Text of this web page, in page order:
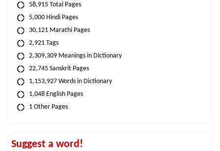
58,915 Total Pages
5,000 Hindi Pages
30,121 Marathi Pages
2,921 Tags
2,309,309 Meanings in Dictionary
22,745 Sanskrit Pages
1,153,927 Words in Dictionary
1,048 English Pages
1 Other Pages
Suggest a word!